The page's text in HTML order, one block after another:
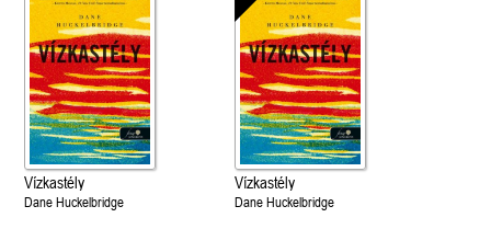
Vízkastély
Dane Huckelbridge
Vízkastély
Dane Huckelbridge